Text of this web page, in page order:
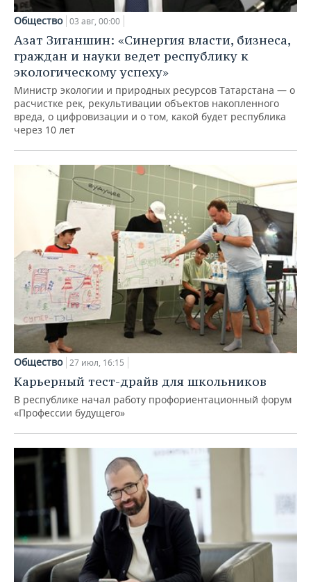
Общество 03 авг, 00:00
Азат Зиганшин: «Синергия власти, бизнеса,
граждан и науки ведет республику к
экологическому успеху»
Министр экологии и природных ресурсов Татарстана — о
расчистке рек, рекультивации объектов накопленного
вреда, о цифровизации и о том, какой будет республика
через 10 лет
Общество 27 июл, 16:15
Карьерный тест-драйв для школьников
В республике начал работу профориентационный форум
«Профессии будущего»